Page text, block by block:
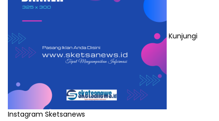
Kunjungi
Instagram Sketsanews